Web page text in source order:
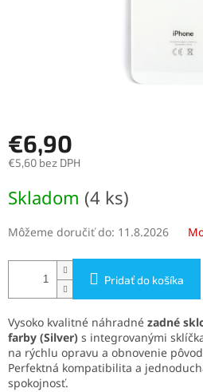
€6,90
€5,60 bez DPH
cena:
Skladom (4 ks)
Môžeme doručiť do: 11.8.2026
Pridať do košíka
Vysoko kvalitné náhradné zadné
farby (Silver) s integrovanými
na rýchlu opravu a obnovenie
Perfektná kompatibilita a
spokojnosť.